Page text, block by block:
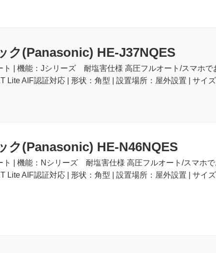
ク(Panasonic) HE-J37NQES
ト | 機能：Jシリーズ 耐塩害仕様 高圧フルオート/スマホ
Lite AIF認証対応 | 形状：角型 | 設置場所：屋外設置 | サイズ
ク(Panasonic) HE-N46NQES
ト | 機能：Nシリーズ 耐塩害仕様 高圧フルオート/スマホ
Lite AIF認証対応 | 形状：角型 | 設置場所：屋外設置 | サイズ